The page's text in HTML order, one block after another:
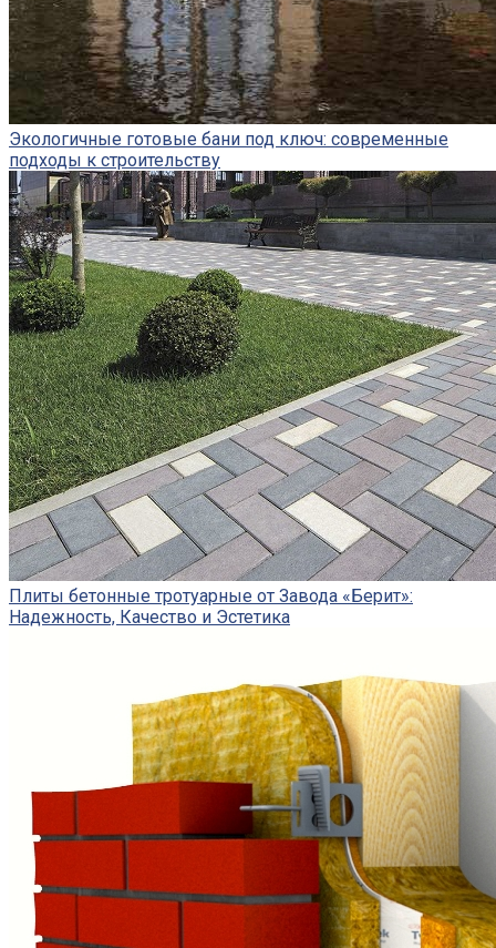
Экологичные готовые бани под ключ: современные
подходы к строительству
Плиты бетонные тротуарные от Завода «Берит»:
Надежность, Качество и Эстетика